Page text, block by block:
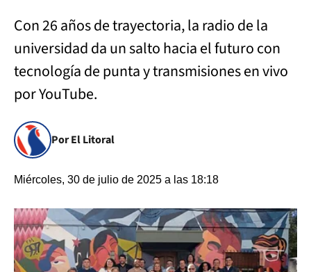
Con 26 años de trayectoria, la radio de la
universidad da un salto hacia el futuro con
tecnología de punta y transmisiones en vivo
por YouTube.
Por El Litoral
Miércoles, 30 de julio de 2025 a las 18:18